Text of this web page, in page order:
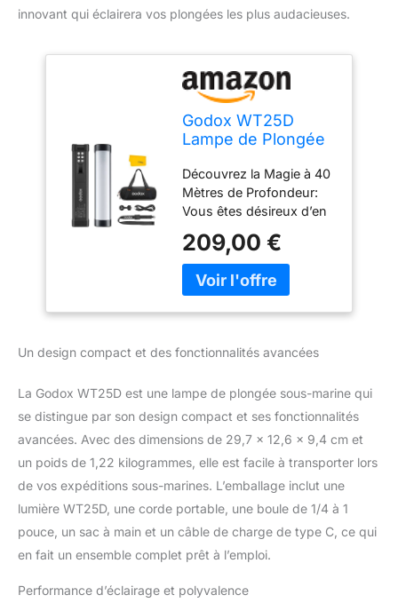
innovant qui éclairera vos plongées les plus audacieuses.
Godox WT25D
Lampe de Plongée
13 FX Effet de
Lumière
Découvrez la Magie à 40
Mètres de Profondeur:
Vous êtes désireux d’en
sous-marin? Prenez le
WT25D. La lampe de
plongée sous-marine
diffuse et plus uniforme,
prendre facilement des
portraits de rêve sous
l'eau. Il a une excellente
démontre un niveau
professionnel, même à
40 mètres sous l'eau
Bouton Fluorescent et
Affichage à L'écran: Dans
des conditions sous-
marines avec une lumière
insuffisante, le bouton
209,00 €
Un design compact et des fonctionnalités avancées
La Godox WT25D est une lampe de plongée sous-marine qui
se distingue par son design compact et ses fonctionnalités
avancées. Avec des dimensions de 29,7 x 12,6 x 9,4 cm et
un poids de 1,22 kilogrammes, elle est facile à transporter lors
de vos expéditions sous-marines. L’emballage inclut une
lumière WT25D, une corde portable, une boule de 1/4 à 1
pouce, un sac à main et un câble de charge de type C, ce qui
en fait un ensemble complet prêt à l’emploi.
Performance d’éclairage et polyvalence